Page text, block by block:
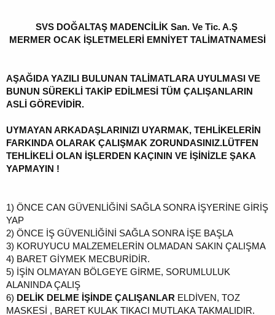
SVS DOĞALTAŞ MADENCİLİK San. Ve Tic. A.Ş
MERMER OCAK İŞLETMELERİ EMNİYET TALİMATNAMESİ
AŞAĞIDA YAZILI BULUNAN TALİMATLARA UYULMASI VE
BUNUN SÜREKLİ TAKİP EDİLMESİ TÜM ÇALIŞANLARIN
ASLİ GÖREVİDİR.
UYMAYAN ARKADAŞLARINIZI UYARMAK, TEHLİKELERİN
FARKINDA OLARAK ÇALIŞMAK ZORUNDASINIZ.LÜTFEN
TEHLİKELİ OLAN İŞLERDEN KAÇININ VE İŞİNİZLE ŞAKA
YAPMAYIN !
1) ÖNCE CAN GÜVENLİĞİNİ SAĞLA SONRA İŞYERİNE GİRİŞ
YAP
2) ÖNCE İŞ GÜVENLİĞİNİ SAĞLA SONRA İŞE BAŞLA
3) KORUYUCU MALZEMELERİN OLMADAN SAKIN ÇALIŞMA
4) BARET GİYMEK MECBURİDİR.
5) İŞİN OLMAYAN BÖLGEYE GİRME, SORUMLULUK
ALANINDA ÇALIŞ
6) DELİK DELME İŞİNDE ÇALIŞANLAR ELDİVEN, TOZ
MASKESİ , BARET KULAK TIKACI MUTLAKA TAKMALIDIR.